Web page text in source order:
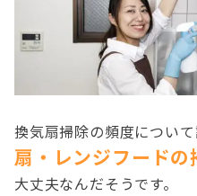
換気扇掃除の頻度について
扇・レンジフード
大丈夫なんだそうです。